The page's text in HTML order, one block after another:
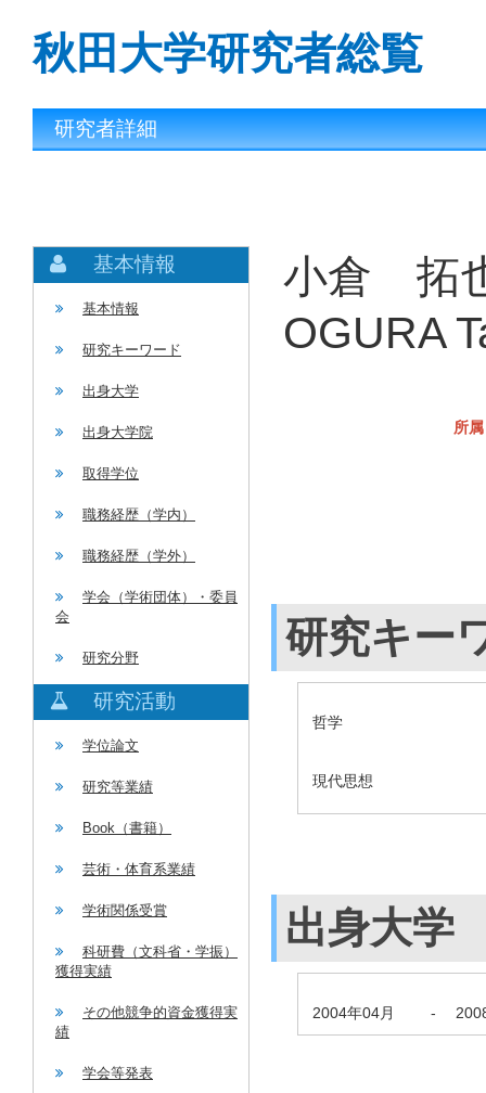
秋田大学研究者総覧
研究者詳細
基本情報
基本情報
研究キーワード
出身大学
出身大学院
取得学位
職務経歴（学内）
職務経歴（学外）
学会（学術団体）・委員
会
研究分野
研究活動
学位論文
研究等業績
Book（書籍）
芸術・体育系業績
学術関係受賞
科研費（文科省・学振）
獲得実績
その他競争的資金獲得実
績
学会等発表
小倉 拓
OGURA
所属
研究キー
哲学
現代思想
出身大学
2004年04月 -